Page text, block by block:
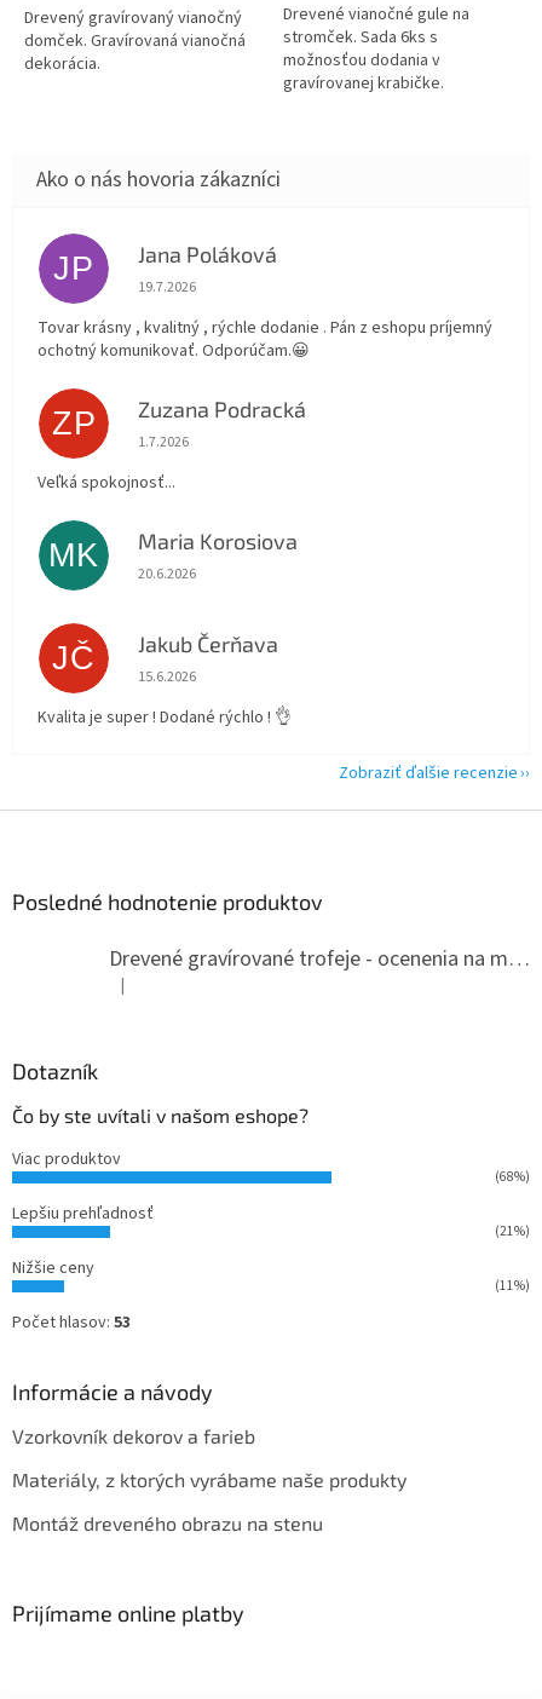
Drevený gravírovaný vianočný
domček. Gravírovaná vianočná
dekorácia.
Drevené vianočné gule na
stromček. Sada 6ks s
možnosťou dodania v
gravírovanej krabičke.
JP Jana Poláková
Hodnotenie obchodu je 5 z 5 hviezdičiek.
19.7.2026
Tovar krásny , kvalitný , rýchle dodanie . Pán z eshopu príjemný
ochotný komunikovať. Odporúčam.😀
ZP Zuzana Podracká
Hodnotenie obchodu je 5 z 5 hviezdičiek.
1.7.2026
Veľká spokojnosť...
MK Maria Korosiova
Hodnotenie obchodu je 5 z 5 hviezdičiek.
20.6.2026
JČ Jakub Čerňava
Hodnotenie obchodu je 5 z 5 hviezdičiek.
15.6.2026
Kvalita je super ! Dodané rýchlo ! 👌
Zobraziť ďalšie recenzie
Posledné hodnotenie produktov
Drevené gravírované trofeje - ocenenia na mieru
Hodnotenie produktu je 5 z 5 hviezdičiek.
|
Dotazník
Čo by ste uvítali v našom eshope?
Viac produktov
(68%)
Lepšiu prehľadnosť
(21%)
Nižšie ceny
(11%)
Počet hlasov: 53
Informácie a návody
Vzorkovník dekorov a farieb
Materiály, z ktorých vyrábame naše produkty
Montáž dreveného obrazu na stenu
Prijímame online platby